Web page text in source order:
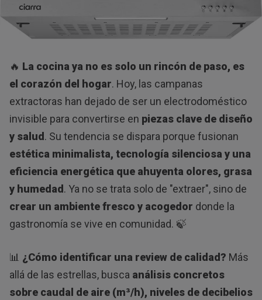
🔥 La cocina ya no es solo un rincón de paso, es
el corazón del hogar. Hoy, las campanas
extractoras han dejado de ser un electrodoméstico
invisible para convertirse en piezas clave de diseño
y salud . Su tendencia se dispara porque fusionan
estética minimalista, tecnología silenciosa y una
eficiencia energética que ahuyenta olores, grasa
y humedad . Ya no se trata solo de "extraer", sino de
crear un ambiente fresco y acogedor donde la
gastronomía se vive en comunidad. 🍃
📊 ¿Cómo identificar una review de calidad? Más
allá de las estrellas, busca análisis concretos
sobre caudal de aire (m³/h), niveles de decibelios